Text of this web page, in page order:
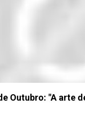
Outubro: "A arte